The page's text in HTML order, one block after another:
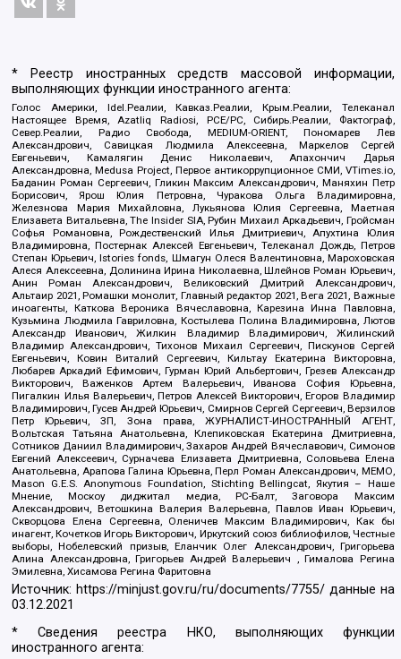
* Реестр иностранных средств массовой информации,
выполняющих функции иностранного агента:
Голос Америки, Idel.Реалии, Кавказ.Реалии, Крым.Реалии, Телеканал
Настоящее Время, Azatliq Radiosi, PCE/PC, Сибирь.Реалии, Фактограф,
Север.Реалии, Радио Свобода, MEDIUM-ORIENT, Пономарев Лев
Александрович, Савицкая Людмила Алексеевна, Маркелов Сергей
Евгеньевич, Камалягин Денис Николаевич, Апахончич Дарья
Александровна, Medusa Project, Первое антикоррупционное СМИ, VTimes.io,
Баданин Роман Сергеевич, Гликин Максим Александрович, Маняхин Петр
Борисович, Ярош Юлия Петровна, Чуракова Ольга Владимировна,
Железнова Мария Михайловна, Лукьянова Юлия Сергеевна, Маетная
Елизавета Витальевна, The Insider SIA, Рубин Михаил Аркадьевич, Гройсман
Софья Романовна, Рождественский Илья Дмитриевич, Апухтина Юлия
Владимировна, Постернак Алексей Евгеньевич, Телеканал Дождь, Петров
Степан Юрьевич, Istories fonds, Шмагун Олеся Валентиновна, Мароховская
Алеся Алексеевна, Долинина Ирина Николаевна, Шлейнов Роман Юрьевич,
Анин Роман Александрович, Великовский Дмитрий Александрович,
Альтаир 2021, Ромашки монолит, Главный редактор 2021, Вега 2021, Важные
иноагенты, Каткова Вероника Вячеславовна, Карезина Инна Павловна,
Кузьмина Людмила Гавриловна, Костылева Полина Владимировна, Лютов
Александр Иванович, Жилкин Владимир Владимирович, Жилинский
Владимир Александрович, Тихонов Михаил Сергеевич, Пискунов Сергей
Евгеньевич, Ковин Виталий Сергеевич, Кильтау Екатерина Викторовна,
Любарев Аркадий Ефимович, Гурман Юрий Альбертович, Грезев Александр
Викторович, Важенков Артем Валерьевич, Иванова София Юрьевна,
Пигалкин Илья Валерьевич, Петров Алексей Викторович, Егоров Владимир
Владимирович, Гусев Андрей Юрьевич, Смирнов Сергей Сергеевич, Верзилов
Петр Юрьевич, ЗП, Зона права, ЖУРНАЛИСТ-ИНОСТРАННЫЙ АГЕНТ,
Вольтская Татьяна Анатольевна, Клепиковская Екатерина Дмитриевна,
Сотников Даниил Владимирович, Захаров Андрей Вячеславович, Симонов
Евгений Алексеевич, Сурначева Елизавета Дмитриевна, Соловьева Елена
Анатольевна, Арапова Галина Юрьевна, Перл Роман Александрович, МЕМО,
Mason G.E.S. Anonymous Foundation, Stichting Bellingcat, Якутия – Наше
Мнение, Москоу диджитал медиа, РС-Балт, Заговора Максим
Александрович, Ветошкина Валерия Валерьевна, Павлов Иван Юрьевич,
Скворцова Елена Сергеевна, Оленичев Максим Владимирович, Как бы
инагент, Кочетков Игорь Викторович, Иркутский союз библиофилов, Честные
выборы, Нобелевский призыв, Еланчик Олег Александрович, Григорьева
Алина Александровна, Григорьев Андрей Валерьевич , Гималова Регина
Эмилевна, Хисамова Регина Фаритовна
Источник: https://minjust.gov.ru/ru/documents/7755/ данные на
03.12.2021
* Сведения реестра НКО, выполняющих функции
иностранного агента: